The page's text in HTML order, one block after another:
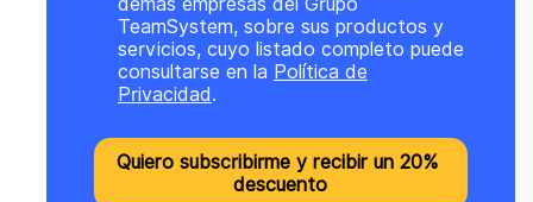
TeamSystem, sobre sus productos y
servicios, cuyo listado completo puede
consultarse en la Política de
Privacidad.